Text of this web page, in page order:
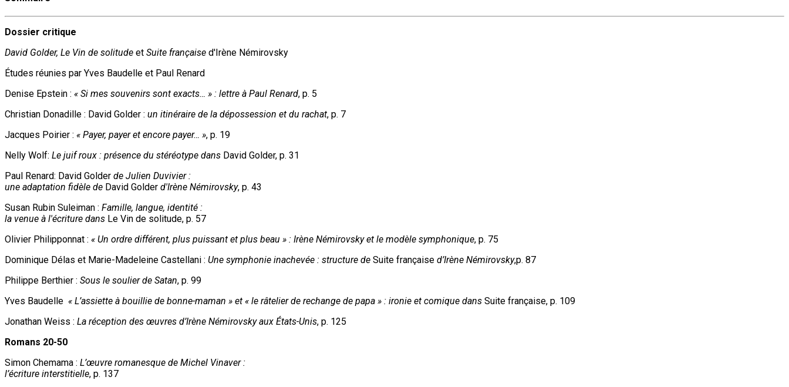
Dossier critique
David Golder, Le Vin de solitude et Suite française d'Irène Némirovsky
Études réunies par Yves Baudelle et Paul Renard
Denise Epstein : « Si mes souvenirs sont exacts… » : lettre à Paul Renard, p. 5
Christian Donadille : David Golder : un itinéraire de la dépossession et du rachat, p. 7
Jacques Poirier : « Payer, payer et encore payer… », p. 19
Nelly Wolf: Le juif roux : présence du stéréotype dans David Golder, p. 31
Paul Renard: David Golder de Julien Duvivier :
une adaptation fidèle de David Golder d'Irène Némirovsky, p. 43
Susan Rubin Suleiman : Famille, langue, identité :
la venue à l'écriture dans Le Vin de solitude, p. 57
Olivier Philipponnat : « Un ordre différent, plus puissant et plus beau » : Irène Némirovsky et le modèle symphonique, p. 75
Dominique Délas et Marie-Madeleine Castellani : Une symphonie inachevée : structure de Suite française d’Irène Némirovsky,p. 87
Philippe Berthier : Sous le soulier de Satan, p. 99
Yves Baudelle « L’assiette à bouillie de bonne-maman » et « le râtelier de rechange de papa » : ironie et comique dans Suite française, p. 109
Jonathan Weiss : La réception des œuvres d’Irène Némirovsky aux États-Unis, p. 125
Romans 20-50
Simon Chemama : L’œuvre romanesque de Michel Vinaver :
l’écriture interstitielle, p. 137